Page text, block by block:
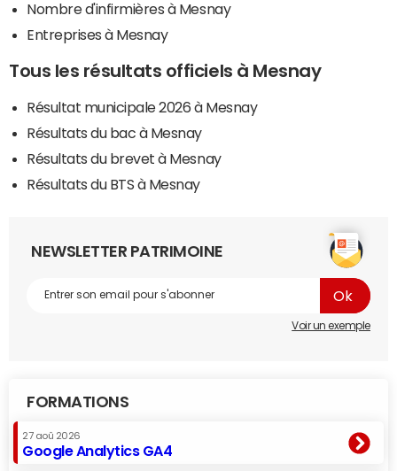
Nombre d'infirmières à Mesnay
Entreprises à Mesnay
Tous les résultats officiels à Mesnay
Résultat municipale 2026 à Mesnay
Résultats du bac à Mesnay
Résultats du brevet à Mesnay
Résultats du BTS à Mesnay
NEWSLETTER PATRIMOINE
Voir un exemple
FORMATIONS
27 aoû 2026
Google Analytics GA4